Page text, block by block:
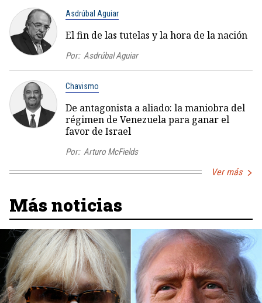
Asdrúbal Aguiar
El fin de las tutelas y la hora de la nación
Por: Asdrúbal Aguiar
Chavismo
De antagonista a aliado: la maniobra del
régimen de Venezuela para ganar el
favor de Israel
Por: Arturo McFields
Ver más
Más noticias